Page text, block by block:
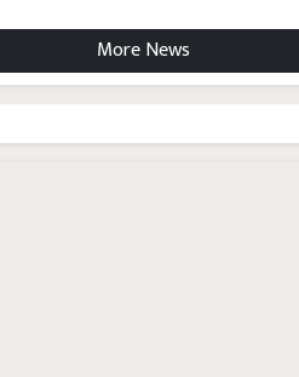
More News